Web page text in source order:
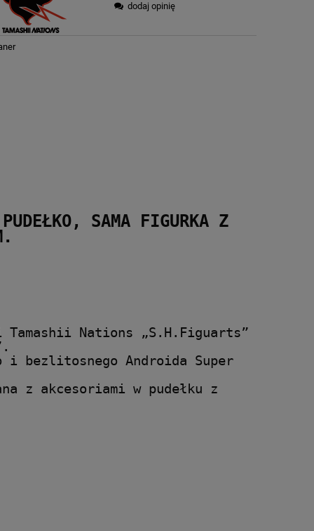
dodaj opinię
SAMA FIGURKA Z
Nations „S.H.Figuarts”
i bezlitosnego Androida Super
z akcesoriami w pudełku z